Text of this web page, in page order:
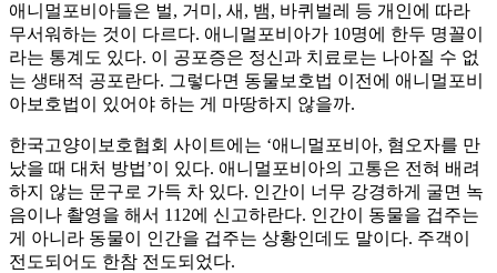
애니멀포비아들은 벌, 거미, 새, 뱀, 바퀴벌레 등 개인에 따라
무서워하는 것이 다르다. 애니멀포비아가 10명에 한두 명꼴이
라는 통계도 있다. 이 공포증은 정신과 치료로는 나아질 수 없
는 생태적 공포란다. 그렇다면 동물보호법 이전에 애니멀포비
아보호법이 있어야 하는 게 마땅하지 않을까.
한국고양이보호협회 사이트에는 ‘애니멀포비아, 혐오자를 만
났을 때 대처 방법’이 있다. 애니멀포비아의 고통은 전혀 배려
하지 않는 문구로 가득 차 있다. 인간이 너무 강경하게 굴면 녹
음이나 촬영을 해서 112에 신고하란다. 인간이 동물을 겁주는
게 아니라 동물이 인간을 겁주는 상황인데도 말이다. 주객이
전도되어도 한참 전도되었다.